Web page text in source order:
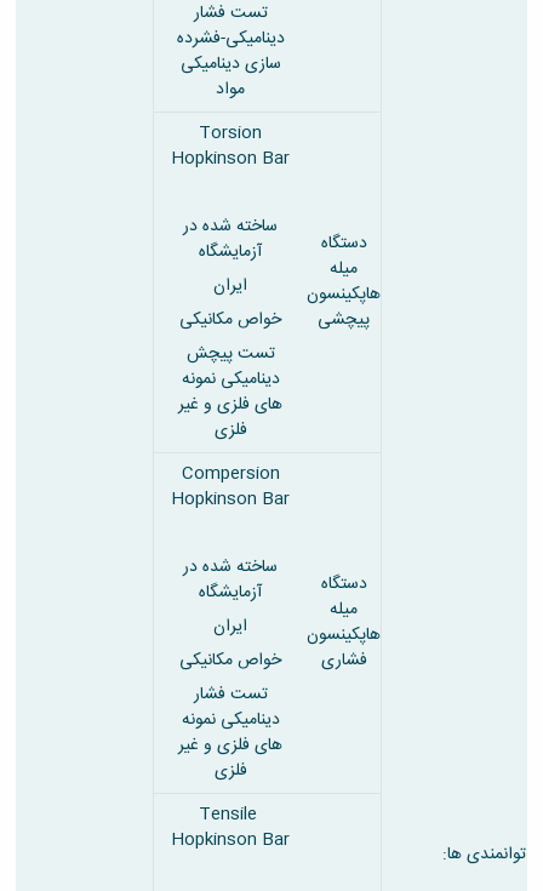
توانمندی ها:
تست فشار
دینامیکی-فشرده
سازی دینامیکی
مواد
دستگاه
میله
هاپکینسون
پیچشی
Torsion
Hopkinson Bar
ساخته شده در
آزمایشگاه
ایران
خواص مکانیکی
تست پیچش
دینامیکی نمونه
های فلزی و غیر
فلزی
دستگاه
میله
هاپکینسون
فشاری
Compersion
Hopkinson Bar
ساخته شده در
آزمایشگاه
ایران
خواص مکانیکی
تست فشار
دینامیکی نمونه
های فلزی و غیر
فلزی
Tensile
Hopkinson Bar